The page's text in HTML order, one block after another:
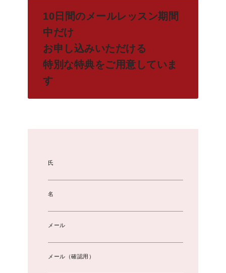
10日間のメールレッスン期間
中だけ
お申し込みいただける
特別な特典をご用意していま
す
氏
名
メール
メール（確認用）